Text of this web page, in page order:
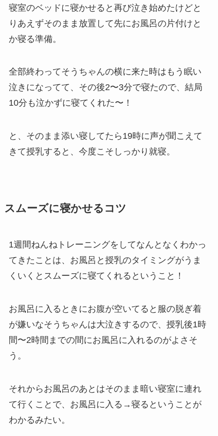
寝室のベッドに寝かせると再び泣き始めたけどと
りあえずそのまま放置して先にお風呂の片付けと
か寝る準備。
全部終わってそうちゃんの横に来た時はもう眠い
泣きになってて、その後2〜3分で寝たので、結局
10分も泣かずに寝てくれた〜！
と、そのまま添い寝してたら19時に声が聞こえて
きて授乳すると、今度こそしっかり就寝。
スムーズに寝かせるコツ
1週間ねんねトレーニングをしてなんとなくわかっ
てきたことは、お風呂と授乳のタイミングがうま
くいくとスムーズに寝てくれるということ！
お風呂に入るときにお腹が空いてると服の脱ぎ着
が嫌いなそうちゃんは大泣きするので、授乳後1時
間〜2時間までの間にお風呂に入れるのがよさそ
う。
それからお風呂のあとはそのまま暗い寝室に連れ
て行くことで、お風呂に入る→寝るということが
わかるみたい。